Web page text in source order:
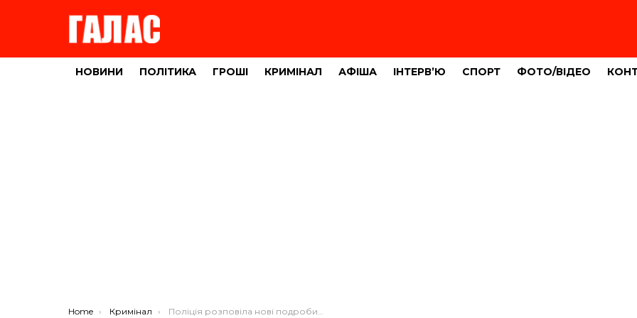
НОВИНИ ПОЛІТИКА ГРОШІ КРИМІНАЛ АФІША ІНТЕРВ’Ю СПОРТ ФОТО/ВІДЕО
You are here:
Home Кримінал Поліція розповіла нові подробиці резонансного вбивства таксиста